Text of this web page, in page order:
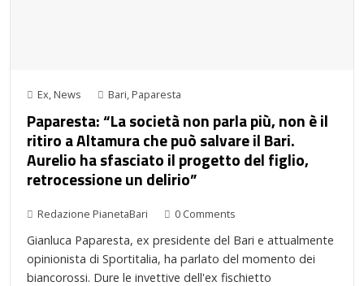
Ex, News Bari, Paparesta
Paparesta: “La società non parla più, non è il
ritiro a Altamura che può salvare il Bari.
Aurelio ha sfasciato il progetto del figlio,
retrocessione un delirio”
Redazione PianetaBari 0 Comments
Gianluca Paparesta, ex presidente del Bari e attualmente
opinionista di Sportitalia, ha parlato del momento dei
biancorossi. Dure le invettive dell'ex fischietto